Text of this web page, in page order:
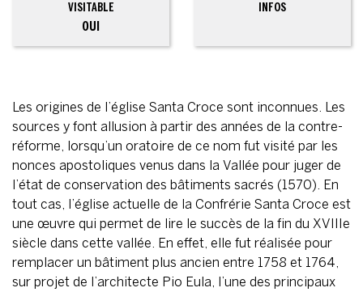
VISITABLE
OUI
INFOS
Les origines de l’église Santa Croce sont inconnues. Les
sources y font allusion à partir des années de la contre-
réforme, lorsqu’un oratoire de ce nom fut visité par les
nonces apostoliques venus dans la Vallée pour juger de
l’état de conservation des bâtiments sacrés (1570). En
tout cas, l’église actuelle de la Confrérie Santa Croce est
une œuvre qui permet de lire le succès de la fin du XVIIIe
siècle dans cette vallée. En effet, elle fut réalisée pour
remplacer un bâtiment plus ancien entre 1758 et 1764,
sur projet de l’architecte Pio Eula, l’une des principaux